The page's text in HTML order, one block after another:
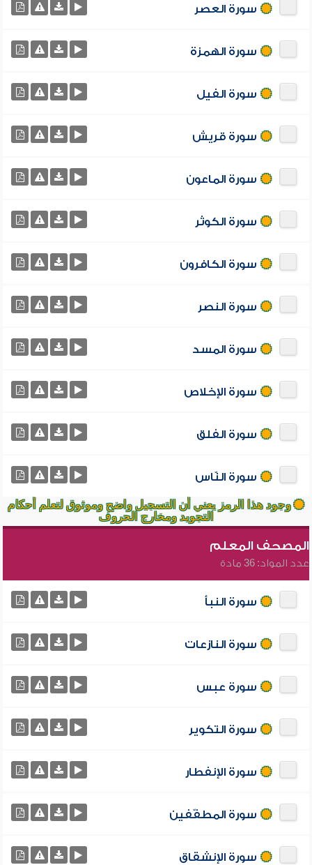
سورة العصر
سورة الهمزة
سورة الفيل
سورة قريش
سورة الماعون
سورة الكوثر
سورة الكافرون
سورة النصر
سورة المسد
سورة الإخلاص
سورة الفلق
سورة النّاس
وجود هذا الرمز يعني أن التسجيل واضح وموثوق لتعلم أحكام
التجويد ومخارج الحروف
المصحف المعلم
عدد المواد: 36 مادة
سورة النبأ
سورة النازعات
سورة عبس
سورة التكوير
سورة الإنفطار
سورة المطفّفين
سورة الإنشقاق